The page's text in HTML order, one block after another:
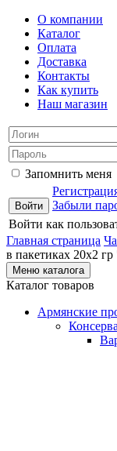
О компании
Каталог
Оплата
Доставка
Контакты
Как купить
Наш магазин
Запомнить меня
Забыли
Войти как
Главная страница
в пакетиках 20х2
Меню каталога
Каталог товаров
Армянские